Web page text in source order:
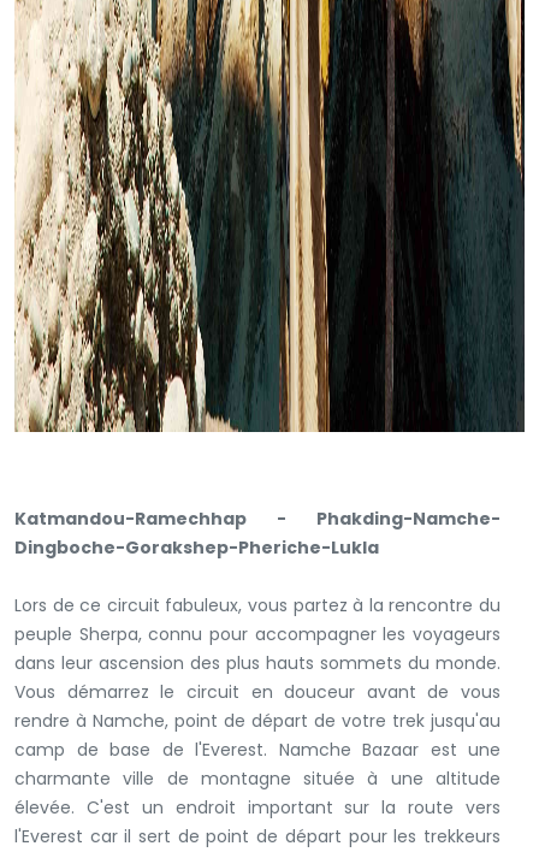
Katmandou-Ramechhap - Phakding-Namche-
Dingboche-Gorakshep-Pheriche-Lukla
Lors de ce circuit fabuleux, vous partez à la rencontre du
peuple Sherpa, connu pour accompagner les voyageurs
dans leur ascension des plus hauts sommets du monde.
Vous démarrez le circuit en douceur avant de vous
rendre à Namche, point de départ de votre trek jusqu'au
camp de base de l'Everest. Namche Bazaar est une
charmante ville de montagne située à une altitude
élevée. C'est un endroit important sur la route vers
l'Everest car il sert de point de départ pour les trekkeurs